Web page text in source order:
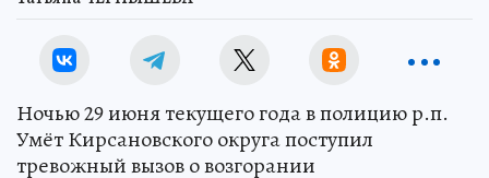
Ночью 29 июня текущего года в полицию р.п.
Умёт Кирсановского округа поступил
тревожный вызов о возгорании